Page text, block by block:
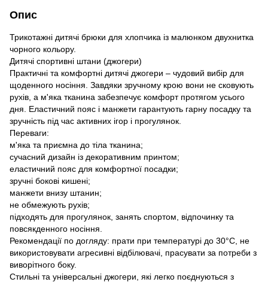
Опис
Трикотажні дитячі брюки для хлопчика із малюнком двухнитка
чорного кольору.
Дитячі спортивні штани (джогери)
Практичні та комфортні дитячі джогери – чудовий вибір для
щоденного носіння. Завдяки зручному крою вони не сковують
рухів, а м'яка тканина забезпечує комфорт протягом усього
дня. Еластичний пояс і манжети гарантують гарну посадку та
зручність під час активних ігор і прогулянок.
Переваги:
м'яка та приємна до тіла тканина;
сучасний дизайн із декоративним принтом;
еластичний пояс для комфортної посадки;
зручні бокові кишені;
манжети внизу штанин;
не обмежують рухів;
підходять для прогулянок, занять спортом, відпочинку та
повсякденного носіння.
Рекомендації по догляду: прати при температурі до 30°C, не
використовувати агресивні відбілювачі, прасувати за потреби з
виворітного боку.
Стильні та універсальні джогери, які легко поєднуються з